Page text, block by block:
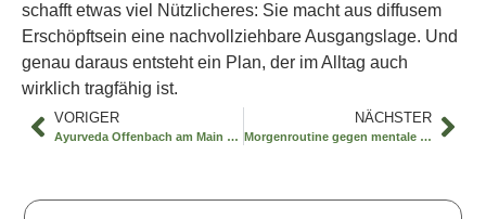
schafft etwas viel Nützlicheres: Sie macht aus diffusem
Erschöpftsein eine nachvollziehbare Ausgangslage. Und
genau daraus entsteht ein Plan, der im Alltag auch
wirklich tragfähig ist.
VORIGER
Ayurveda Offenbach am Main – was sinnvoll ist
NÄCHSTER
Morgenroutine gegen mentale Erschöpfung